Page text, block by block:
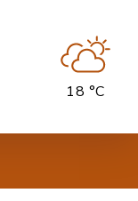
18 °C